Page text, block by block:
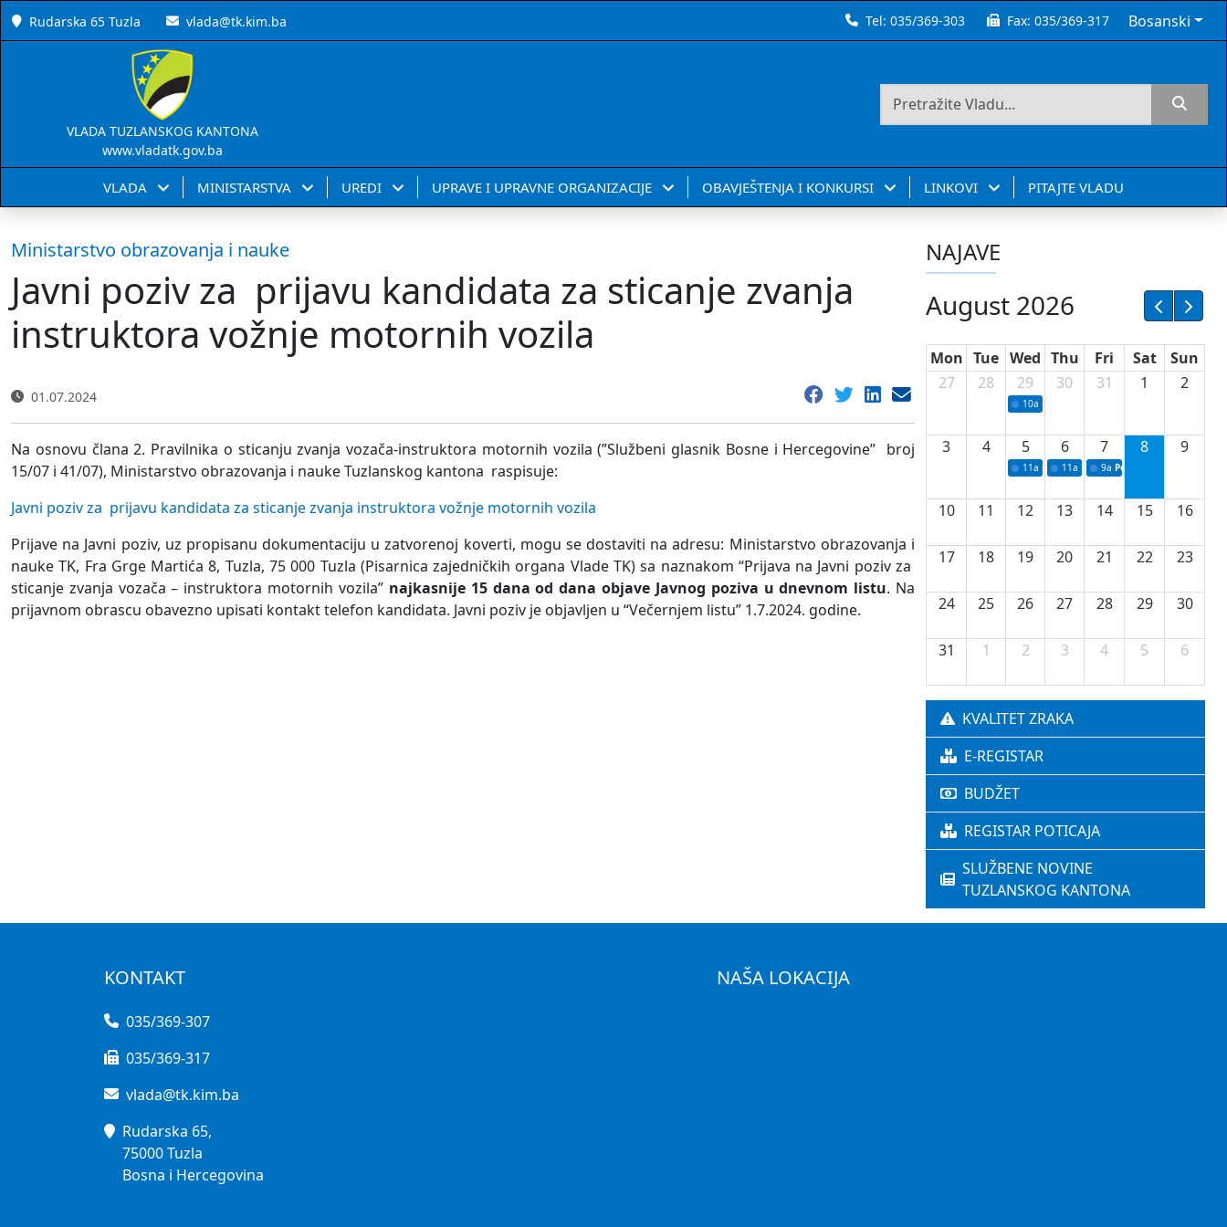
Rudarska 65 Tuzla vlada@tk.kim.ba Tel:035/369-303 Fax:035/369-317 Bosanski
VLADA TUZLANSKOG KANTONA
www.vladatk.gov.ba
VLADA MINISTARSTVA UREDI UPRAVE I UPRAVNE ORGANIZACIJE OBAVJEŠTENJA I KONKURSI LINKOVI PITAJTE VLADU
Ministarstvo obrazovanja i nauke
Javni poziv za prijavu kandidata za sticanje zvanja
instruktora vožnje motornih vozila
01.07.2024
Na osnovu člana 2. Pravilnika o sticanju zvanja vozača-instruktora motornih vozila (”Službeni glasnik Bosne i Hercegovine” broj
15/07 i 41/07), Ministarstvo obrazovanja i nauke Tuzlanskog kantona raspisuje:
Javni poziv za prijavu kandidata za sticanje zvanja instruktora vožnje motornih vozila
Prijave na Javni poziv, uz propisanu dokumentaciju u zatvorenoj koverti, mogu se dostaviti na adresu: Ministarstvo obrazovanja i
nauke TK, Fra Grge Martića 8, Tuzla, 75 000 Tuzla (Pisarnica zajedničkih organa Vlade TK) sa naznakom “Prijava na Javni poziv za
sticanje zvanja vozača – instruktora motornih vozila” najkasnije 15 dana od dana objave Javnog poziva u dnevnom listu. Na
prijavnom obrascu obavezno upisati kontakt telefon kandidata. Javni poziv je objavljen u “Večernjem listu” 1.7.2024. godine.
NAJAVE
August 2026
Mon Tue Wed Thu Fri Sat
Sun
27
28 29
10a Potpisivanje ugovora sa neprofitnim
30 31 1 2
3 4 5
11a Potpisivanje ugovora o stipendijama
6
11a Podrška razvoju vodne
7
9a Početak izgradnje nove
8 9
10 11 12 13 14 15 16
17 18 19 20 21 22 23
24 25 26 27 28 29 30
31 1 2 3 4 5 6
KVALITET ZRAKA
E-REGISTAR
BUDŽET
REGISTAR POTICAJA
SLUŽBENE NOVINE
TUZLANSKOG KANTONA
KONTAKT
035/369-307
035/369-317
vlada@tk.kim.ba
Rudarska 65,
75000 Tuzla
Bosna i Hercegovina
NAŠA LOKACIJA